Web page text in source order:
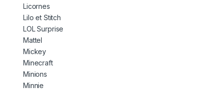
Licornes
Lilo et Stitch
LOL Surprise
Mattel
Mickey
Minecraft
Minions
Minnie